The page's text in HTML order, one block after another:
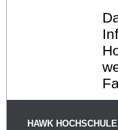
HAWK